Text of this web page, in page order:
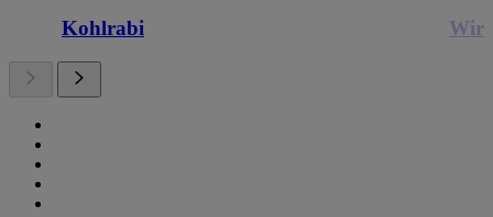
Kohlrabi